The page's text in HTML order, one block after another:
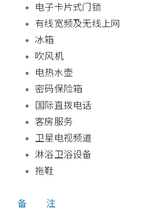
电子卡片式门锁
有线宽频及无线上网
冰箱
吹风机
电热水壶
密码保险箱
国际直拨电话
客房服务
卫星电视频道
淋浴卫浴设备
拖鞋
备 注